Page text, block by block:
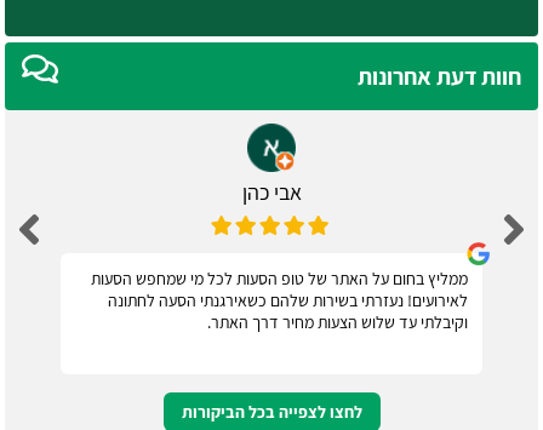
חוות דעת אחרונות
אבי כהן
ממליץ בחום על האתר של טופ הסעות לכל מי שמחפש הסעות
לאירועים! נעזרתי בשירות שלהם כשאירגנתי הסעה לחתונה
וקיבלתי עד שלוש הצעות מחיר דרך האתר.
לחצו לצפייה בכל הביקורות